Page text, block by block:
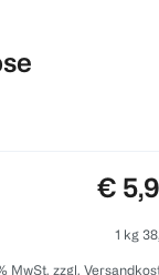
€
1 kg
MwSt. zzgl.